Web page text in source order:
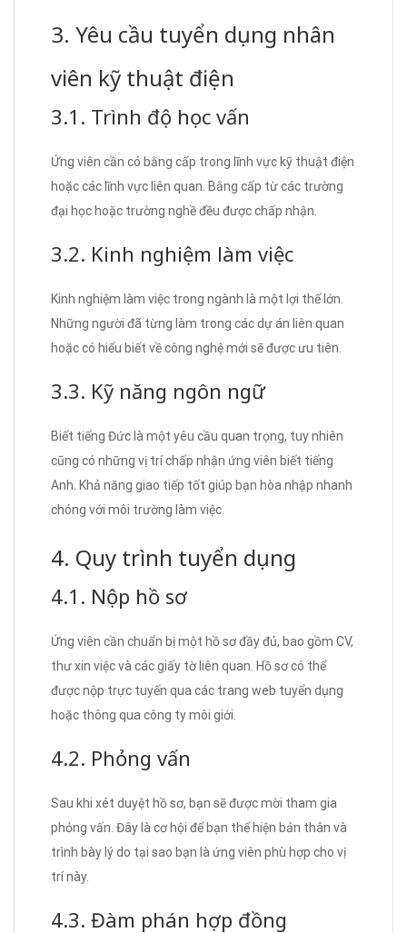
3. Yêu cầu tuyển dụng nhân
viên kỹ thuật điện
3.1. Trình độ học vấn
Ứng viên cần có bằng cấp trong lĩnh vực kỹ thuật điện
hoặc các lĩnh vực liên quan. Bằng cấp từ các trường
đại học hoặc trường nghề đều được chấp nhận.
3.2. Kinh nghiệm làm việc
Kinh nghiệm làm việc trong ngành là một lợi thế lớn.
Những người đã từng làm trong các dự án liên quan
hoặc có hiểu biết về công nghệ mới sẽ được ưu tiên.
3.3. Kỹ năng ngôn ngữ
Biết tiếng Đức là một yêu cầu quan trọng, tuy nhiên
cũng có những vị trí chấp nhận ứng viên biết tiếng
Anh. Khả năng giao tiếp tốt giúp bạn hòa nhập nhanh
chóng với môi trường làm việc.
4. Quy trình tuyển dụng
4.1. Nộp hồ sơ
Ứng viên cần chuẩn bị một hồ sơ đầy đủ, bao gồm CV,
thư xin việc và các giấy tờ liên quan. Hồ sơ có thể
được nộp trực tuyến qua các trang web tuyển dụng
hoặc thông qua công ty môi giới.
4.2. Phỏng vấn
Sau khi xét duyệt hồ sơ, bạn sẽ được mời tham gia
phỏng vấn. Đây là cơ hội để bạn thể hiện bản thân và
trình bày lý do tại sao bạn là ứng viên phù hợp cho vị
trí này.
4.3. Đàm phán hợp đồng